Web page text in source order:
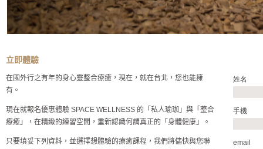
立即體驗
在國外行之有年的身心靈整合療癒，現在，就在台北，您也能擁
有。
現在就報名優惠體驗 SPACE WELLNESS 的「私人瑜珈」與「整合
療癒」，在精緻的練習空間，重新認識何謂真正的「身體健康」。
只要填妥下列資料，並選擇想體驗的療癒課程，我們將儘快與您聯
姓名
手機
email